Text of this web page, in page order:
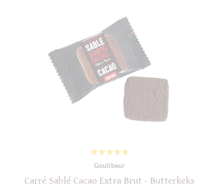
Goulibeur
Carré Sablé Cacao Extra Brut - Butterkeks